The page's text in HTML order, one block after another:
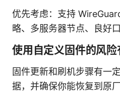
优先考虑：支持
略、多服务器节点、良好
使用自定义固件的风险
固件更新和刷机步骤有一
据，并确保你能恢复到原厂